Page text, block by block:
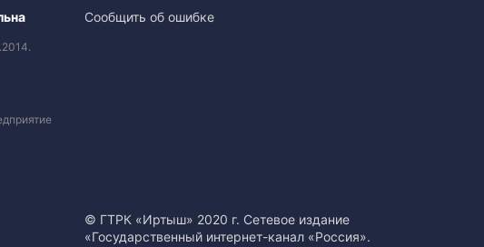
Сообщить об ошибке
© ГТРК «Иртыш» 2020 г. Сетевое издание
«Государственный интернет-канал «Россия».